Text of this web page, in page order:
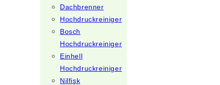
Dachbrenner
Hochdruckreiniger
Bosch
Hochdruckreiniger
Einhell
Hochdruckreiniger
Nilfisk